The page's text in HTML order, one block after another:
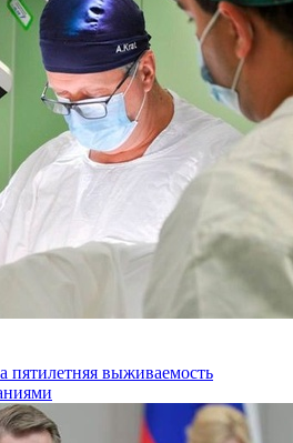
пятилетняя выживаемость